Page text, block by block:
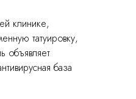
клинике,
татуировку,
объявляет
база